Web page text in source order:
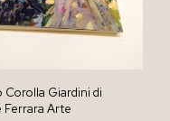
Corolla Giardini di
Ferrara Arte